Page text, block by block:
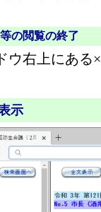
の閲覧の終了
右上にある
示